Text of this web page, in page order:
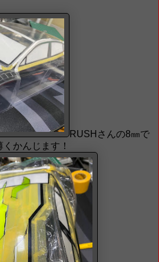
RUSHさんの8㎜で
くかんじます！